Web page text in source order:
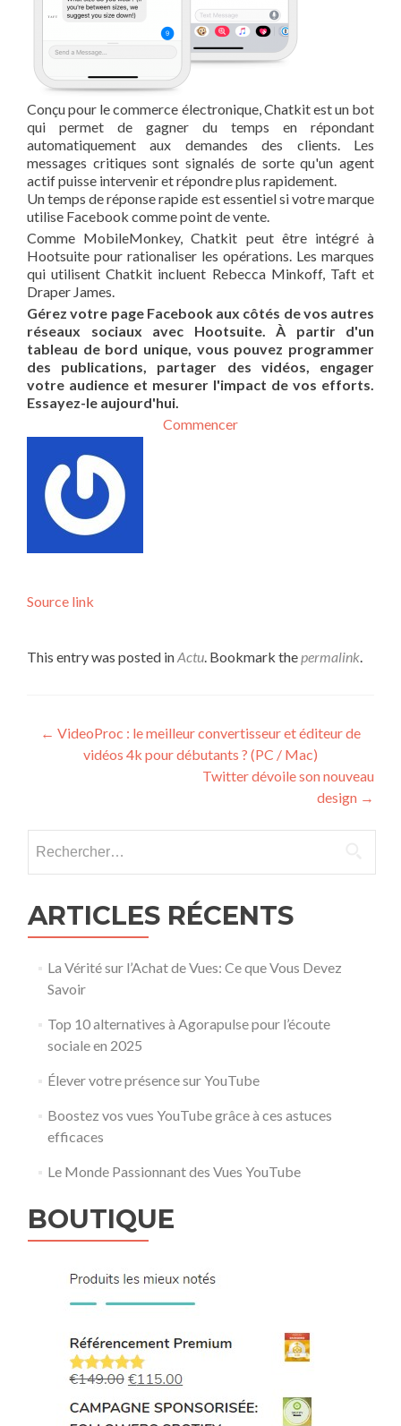
Conçu pour le commerce électronique, Chatkit est un bot
qui permet de gagner du temps en répondant
automatiquement aux demandes des clients. Les
messages critiques sont signalés de sorte qu'un agent
actif puisse intervenir et répondre plus rapidement.
Un temps de réponse rapide est essentiel si votre marque
utilise Facebook comme point de vente.
Comme MobileMonkey, Chatkit peut être intégré à
Hootsuite pour rationaliser les opérations. Les marques
qui utilisent Chatkit incluent Rebecca Minkoff, Taft et
Draper James.
Gérez votre page Facebook aux côtés de vos autres
réseaux sociaux avec Hootsuite. À partir d'un
tableau de bord unique, vous pouvez programmer
des publications, partager des vidéos, engager
votre audience et mesurer l'impact de vos efforts.
Essayez-le aujourd'hui.
Commencer
Source link
This entry was posted inActu . Bookmark the permalink
Post navigation
← VideoProc : le meilleur convertisseur et éditeur de
vidéos 4k pour débutants ? (PC / Mac)
Twitter dévoile son nouveau
design →
ARTICLES RÉCENTS
La Vérité sur l’Achat de Vues: Ce que Vous Devez
Savoir
Top 10 alternatives à Agorapulse pour l’écoute
sociale en 2025
Élever votre présence sur YouTube
Boostez vos vues YouTube grâce à ces astuces
efficaces
Le Monde Passionnant des Vues YouTube
BOUTIQUE